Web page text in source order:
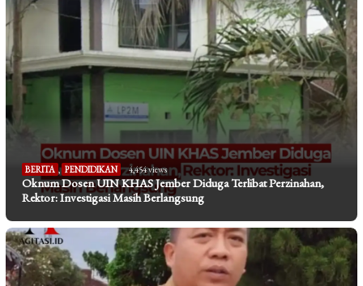
BERITA , PENDIDIKAN 4,454 views
Oknum Dosen UIN KHAS Jember Diduga Terlibat Perzinahan,
Rektor: Investigasi Masih Berlangsung